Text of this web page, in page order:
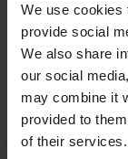
We use cookies
provide social
We also share
our social
may combine it
provided to
of their services.
Lediga jobb